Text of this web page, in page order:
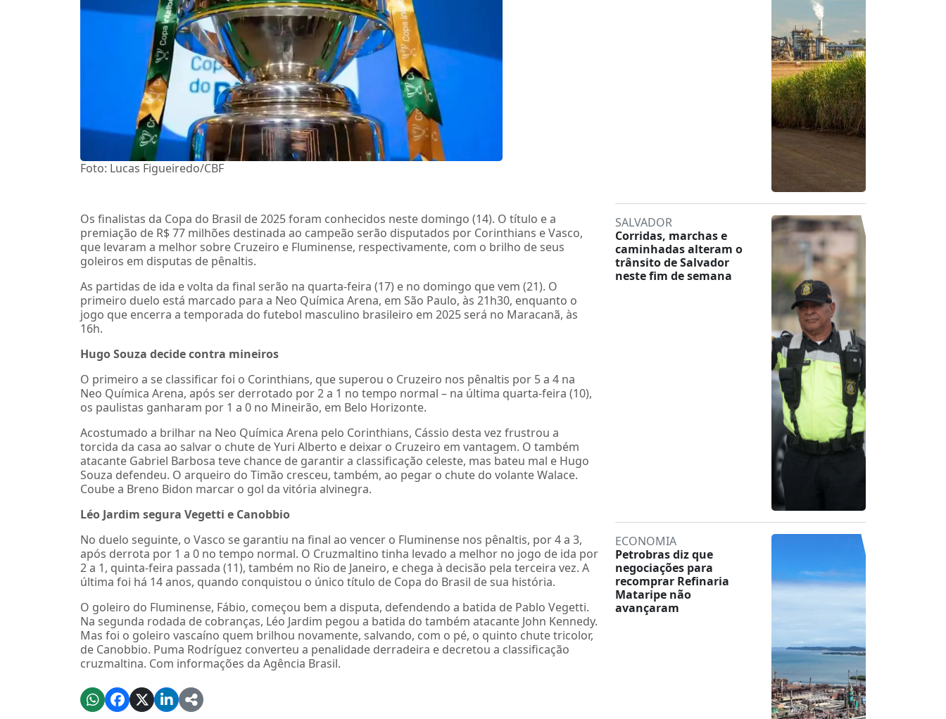
Foto: Lucas Figueiredo/CBF
Os finalistas da Copa do Brasil de 2025 foram conhecidos neste domingo (14). O título e a
premiação de R$ 77 milhões destinada ao campeão serão disputados por Corinthians e Vasco,
que levaram a melhor sobre Cruzeiro e Fluminense, respectivamente, com o brilho de seus
goleiros em disputas de pênaltis.
As partidas de ida e volta da final serão na quarta-feira (17) e no domingo que vem (21). O
primeiro duelo está marcado para a Neo Química Arena, em São Paulo, às 21h30, enquanto o
jogo que encerra a temporada do futebol masculino brasileiro em 2025 será no Maracanã, às
16h.
Hugo Souza decide contra mineiros
O primeiro a se classificar foi o Corinthians, que superou o Cruzeiro nos pênaltis por 5 a 4 na
Neo Química Arena, após ser derrotado por 2 a 1 no tempo normal – na última quarta-feira (10),
os paulistas ganharam por 1 a 0 no Mineirão, em Belo Horizonte.
Acostumado a brilhar na Neo Química Arena pelo Corinthians, Cássio desta vez frustrou a
torcida da casa ao salvar o chute de Yuri Alberto e deixar o Cruzeiro em vantagem. O também
atacante Gabriel Barbosa teve chance de garantir a classificação celeste, mas bateu mal e Hugo
Souza defendeu. O arqueiro do Timão cresceu, também, ao pegar o chute do volante Walace.
Coube a Breno Bidon marcar o gol da vitória alvinegra.
Léo Jardim segura Vegetti e Canobbio
No duelo seguinte, o Vasco se garantiu na final ao vencer o Fluminense nos pênaltis, por 4 a 3,
após derrota por 1 a 0 no tempo normal. O Cruzmaltino tinha levado a melhor no jogo de ida por
2 a 1, quinta-feira passada (11), também no Rio de Janeiro, e chega à decisão pela terceira vez. A
última foi há 14 anos, quando conquistou o único título de Copa do Brasil de sua história.
O goleiro do Fluminense, Fábio, começou bem a disputa, defendendo a batida de Pablo Vegetti.
Na segunda rodada de cobranças, Léo Jardim pegou a batida do também atacante John Kennedy.
Mas foi o goleiro vascaíno quem brilhou novamente, salvando, com o pé, o quinto chute tricolor,
de Canobbio. Puma Rodríguez converteu a penalidade derradeira e decretou a classificação
cruzmaltina. Com informações da Agência Brasil.
SALVADOR
Corridas, marchas e
caminhadas alteram o
trânsito de Salvador
neste fim de semana
ECONOMIA
Petrobras diz que
negociações para
recomprar Refinaria
Mataripe não
avançaram